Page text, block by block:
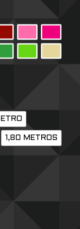
1,80 METROS